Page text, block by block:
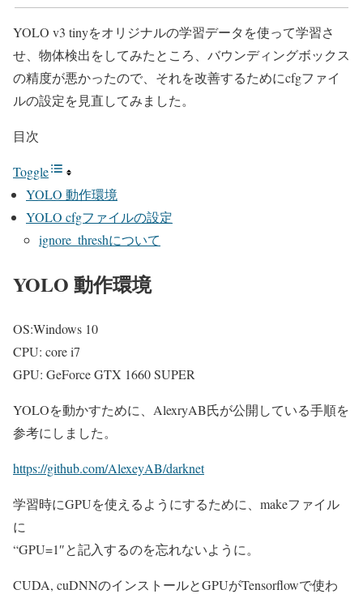
YOLO v3 tinyをオリジナルの学習データを使って学習さ
せ、物体検出をしてみたところ、バウンディングボックス
の精度が悪かったので、それを改善するためにcfgファイ
ルの設定を見直してみました。
目次
Toggle
YOLO 動作環境
YOLO cfgファイルの設定
ignore_threshについて
YOLO 動作環境
OS:Windows 10
CPU: core i7
GPU: GeForce GTX 1660 SUPER
YOLOを動かすために、AlexryAB氏が公開している手順を
参考にしました。
https://github.com/AlexeyAB/darknet
学習時にGPUを使えるようにするために、makeファイル
に
“GPU=1″と記入するのを忘れないように。
CUDA, cuDNNのインストールとGPUがTensorflowで使わ